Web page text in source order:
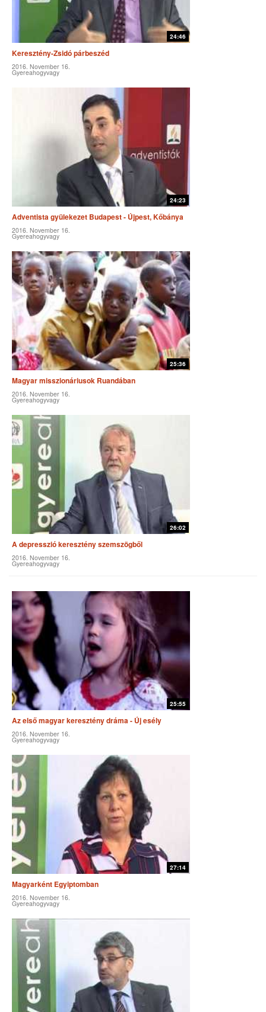
24:46
Keresztény-Zsidó párbeszéd
2016. November 16.
Gyereahogyvagy
24:23
Adventista gyülekezet Budapest - Újpest, Kőbánya
2016. November 16.
Gyereahogyvagy
25:36
Magyar misszionáriusok Ruandában
2016. November 16.
Gyereahogyvagy
26:02
A depresszió keresztény szemszögből
2016. November 16.
Gyereahogyvagy
25:55
Az első magyar keresztény dráma - Új esély
2016. November 16.
Gyereahogyvagy
27:14
Magyarként Egyiptomban
2016. November 16.
Gyereahogyvagy